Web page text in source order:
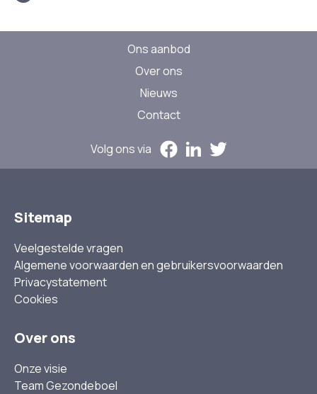
Ons aanbod
Over ons
Nieuws
Contact
Volg ons via
Sitemap
Veelgestelde vragen
Algemene voorwaarden en gebruikersvoorwaarden
Privacystatement
Cookies
Over ons
Onze visie
Team Gezondeboel